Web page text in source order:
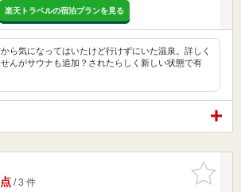
楽天トラベルの宿泊プランを見る
ら気になってはいたけど行けずにいた温泉。詳しく
んがサウナも追加？されたらしく新しい状態で有
お気に入
りに追加
/ 3 件